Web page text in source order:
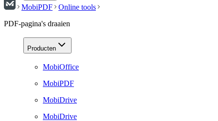
MobiPDF
Online tools
PDF-pagina's draaien
Producten
MobiOffice
MobiPDF
MobiDrive
MobiDrive